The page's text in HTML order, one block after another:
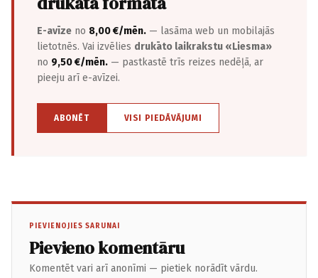
E-avīze no 8,00 €/mēn. — lasāma web un mobilajās
lietotnēs. Vai izvēlies drukāto laikrakstu «Liesma»
no 9,50 €/mēn. — pastkastē trīs reizes nedēļā, ar
pieeju arī e-avīzei.
ABONĒT VISI PIEDĀVĀJUMI
PIEVIENOJIES SARUNAI
Pievieno komentāru
Komentēt vari arī anonīmi — pietiek norādīt vārdu.